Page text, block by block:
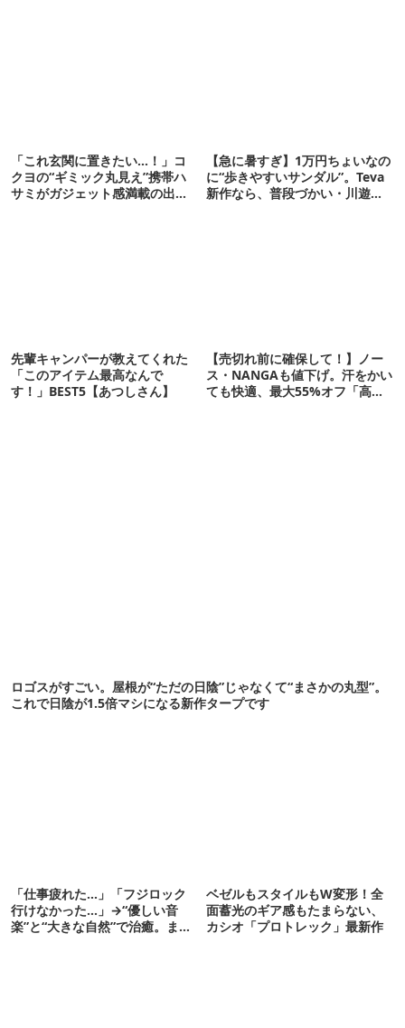
「これ玄関に置きたい…！」コ
クヨの“ギミック丸見え”携帯ハ
サミがガジェット感満載の出来
【急に暑すぎ】1万円ちょいなの
に“歩きやすいサンダル”。Teva
新作なら、普段づかい・川遊
先輩キャンパーが教えてくれた
「このアイテム最高なんで
す！」BEST5【あつしさん】
【売切れ前に確保して！】ノー
ス・NANGAも値下げ。汗をかい
ても快適、最大55%オフ「高機
ロゴスがすごい。屋根が“ただの日陰”じゃなくて“まさかの丸型”。
これで日陰が1.5倍マシになる新作タープです
「仕事疲れた…」「フジロック
行けなかった…」→“優しい音
楽”と“大きな自然”で治癒。まだ
ベゼルもスタイルもW変形！全
面蓄光のギア感もたまらない、
カシオ「プロトレック」最新作